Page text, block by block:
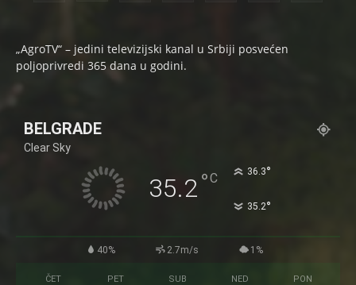
„AgroTV“ – jedini televizijski kanal u Srbiji posvećen
poljoprivredi 365 dana u godini.
BELGRADE
Clear Sky
35.2°C 36.3°
35.2°
40% 2.7m/s 1%
ČET PET SUB NED PON